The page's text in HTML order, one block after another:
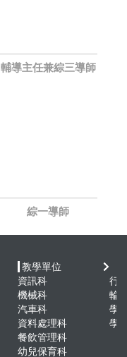
輔導主任兼綜三導師
綜一導師
教學單位
資訊科
機械科
汽車科
資料處理科
餐飲管理科
幼兒保育科
行
輪
學
學